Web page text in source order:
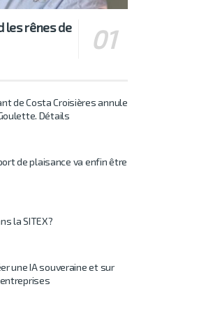
les rênes de
de Costa Croisières annule
Détails
de plaisance va enfin être
la SITEX?
une IA souveraine et sur